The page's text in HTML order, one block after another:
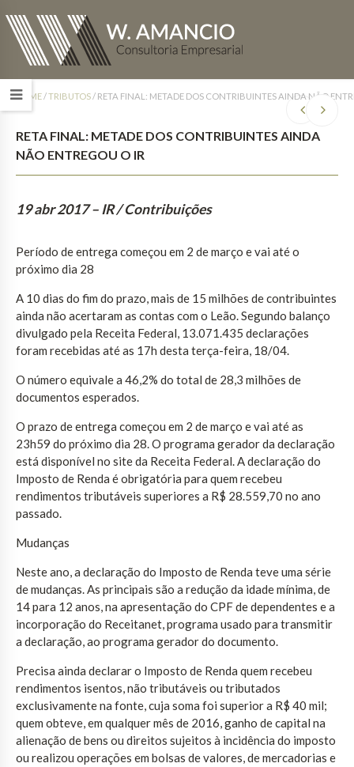
HOME/TRIBUTOS/ RETA FINAL: METADE DOS CONTRIBUINTES AINDA NÃO
RETA FINAL: METADE DOS CONTRIBUINTES AINDA
NÃO ENTREGOU O IR
19 abr 2017 – IR / Contribuições
Período de entrega começou em 2 de março e vai até o
próximo dia 28
A 10 dias do fim do prazo, mais de 15 milhões de contribuintes
ainda não acertaram as contas com o Leão. Segundo balanço
divulgado pela Receita Federal, 13.071.435 declarações
foram recebidas até as 17h desta terça-feira, 18/04.
O número equivale a 46,2% do total de 28,3 milhões de
documentos esperados.
O prazo de entrega começou em 2 de março e vai até as
23h59 do próximo dia 28. O programa gerador da declaração
está disponível no site da Receita Federal. A declaração do
Imposto de Renda é obrigatória para quem recebeu
rendimentos tributáveis superiores a R$ 28.559,70 no ano
passado.
Mudanças
Neste ano, a declaração do Imposto de Renda teve uma série
de mudanças. As principais são a redução da idade mínima, de
14 para 12 anos, na apresentação do CPF de dependentes e a
incorporação do Receitanet, programa usado para transmitir
a declaração, ao programa gerador do documento.
Precisa ainda declarar o Imposto de Renda quem recebeu
rendimentos isentos, não tributáveis ou tributados
exclusivamente na fonte, cuja soma foi superior a R$ 40 mil;
quem obteve, em qualquer mês de 2016, ganho de capital na
alienação de bens ou direitos sujeitos à incidência do imposto
ou realizou operações em bolsas de valores, de mercadorias e